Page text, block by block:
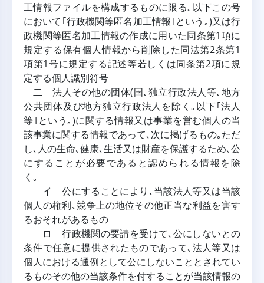
工情報ファイルを構成するものに限る｡以下この号
において｢行政機関等匿名加工情報｣という｡)又は行
政機関等匿名加工情報の作成に用いた同条第1項に
規定する保有個人情報から削除した同法第2条第1
項第1号に規定する記述等若しくは同条第2項に規
定する個人識別符号
二 法人その他の団体(国､独立行政法人等､地方
公共団体及び地方独立行政法人を除く｡以下｢法人
等｣という｡)に関する情報又は事業を営む個人の当
該事業に関する情報であって､次に掲げるもの｡ただ
し､人の生命､健康､生活又は財産を保護するため､公
にすることが必要であると認められる情報を除
く｡
イ 公にすることにより､当該法人等又は当該
個人の権利､競争上の地位その他正当な利益を害す
るおそれがあるもの
ロ 行政機関の要請を受けて､公にしないとの
条件で任意に提供されたものであって､法人等又は
個人における通例として公にしないこととされてい
るものその他の当該条件を付することが当該情報の